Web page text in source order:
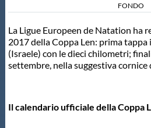
Fondo
Salvamento
Master
FONDO
La Ligue Europeen de Natation ha
2017 della Coppa Len: prima tappa
(Israele) con le dieci chilometri;
settembre, nella suggestiva cornice
Il calendario ufficiale della Coppa